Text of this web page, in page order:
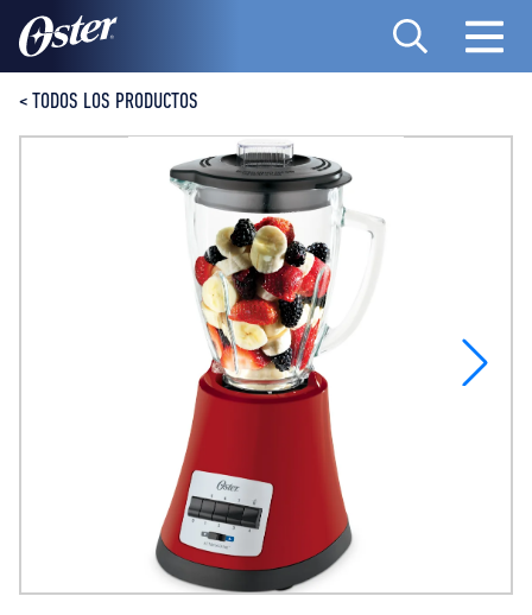
RECETAS
DÓNDE COMPRAR
SOBRE NOSOTROS
CONTACTO
MANUALES DE PRODUCTOS
< TODOS LOS PRODUCTOS